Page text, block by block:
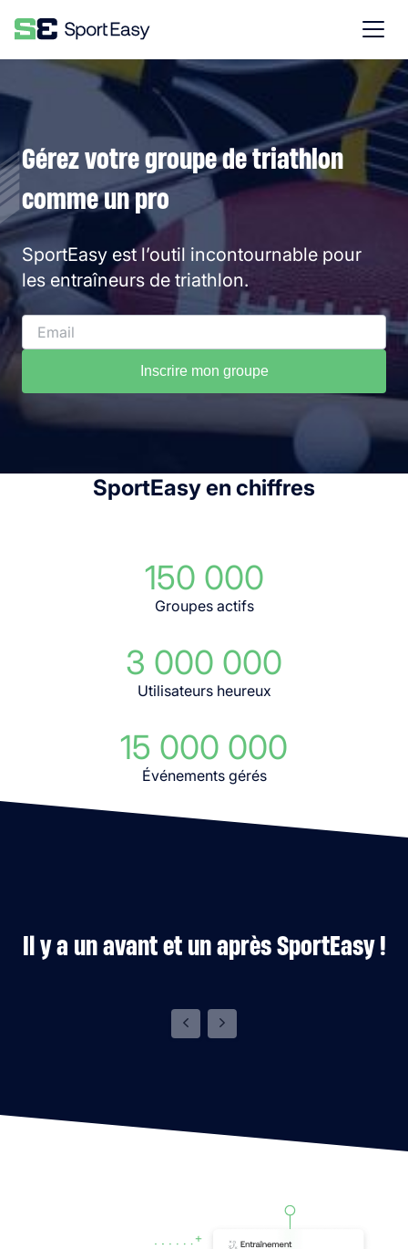
Gérez votre groupe de triathlon
comme un pro
SportEasy est l’outil incontournable pour
les entraîneurs de triathlon.
Inscrire mon groupe
SportEasy en chiffres
150 000
Groupes actifs
3 000 000
Utilisateurs heureux
15 000 000
Événements gérés
Il y a un avant et un après SportEasy !